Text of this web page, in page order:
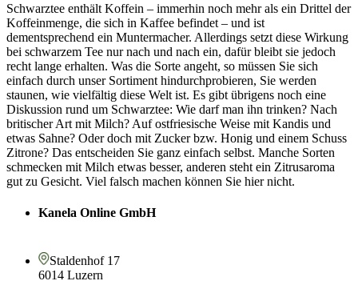
Schwarztee enthält Koffein – immerhin noch mehr als ein Drittel der
Koffeinmenge, die sich in Kaffee befindet – und ist
dementsprechend ein Muntermacher. Allerdings setzt diese Wirkung
bei schwarzem Tee nur nach und nach ein, dafür bleibt sie jedoch
recht lange erhalten. Was die Sorte angeht, so müssen Sie sich
einfach durch unser Sortiment hindurchprobieren, Sie werden
staunen, wie vielfältig diese Welt ist. Es gibt übrigens noch eine
Diskussion rund um Schwarztee: Wie darf man ihn trinken? Nach
britischer Art mit Milch? Auf ostfriesische Weise mit Kandis und
etwas Sahne? Oder doch mit Zucker bzw. Honig und einem Schuss
Zitrone? Das entscheiden Sie ganz einfach selbst. Manche Sorten
schmecken mit Milch etwas besser, anderen steht ein Zitrusaroma
gut zu Gesicht. Viel falsch machen können Sie hier nicht.
Kanela Online GmbH
Staldenhof 17
6014 Luzern